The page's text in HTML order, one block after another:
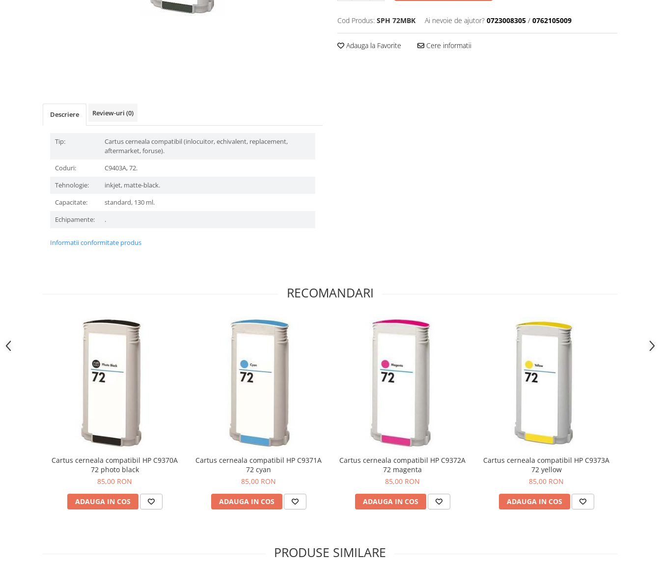
Cod Produs: SPH 72MBK Ai nevoie de ajutor? 0723008305 / 0762105009
Adauga la Favorite Cere informatii
Descriere Review-uri (0)
Tip:
Cartus cerneala compatibil (inlocuitor, echivalent, replacement,
aftermarket, foruse).
Coduri:
C9403A, 72.
Tehnologie:
inkjet, matte-black.
Capacitate:
standard, 130 ml.
Echipamente:
.
Informatii conformitate produs
RECOMANDARI
Cartus cerneala compatibil HP C9370A
72 photo black
85,00 RON
ADAUGA IN COS
Cartus cerneala compatibil HP C9371A
72 cyan
85,00 RON
ADAUGA IN COS
Cartus cerneala compatibil HP C9372A
72 magenta
85,00 RON
ADAUGA IN COS
Cartus cerneala compatibil HP C9373A
72 yellow
85,00 RON
ADAUGA IN COS
PRODUSE SIMILARE